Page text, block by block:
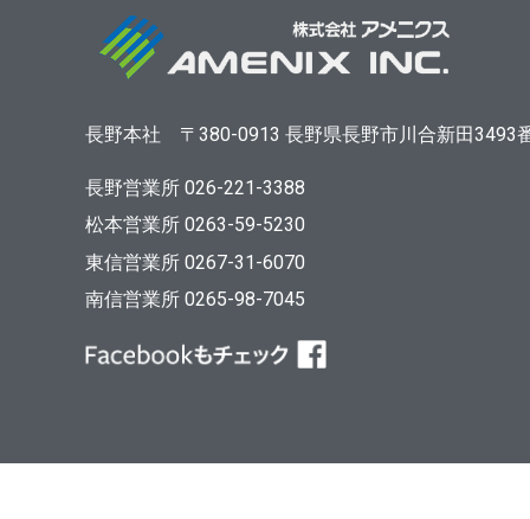
長野本社 〒380-0913 長野県長野市川合新田3493
長野営業所 026-221-3388
松本営業所 0263-59-5230
東信営業所 0267-31-6070
南信営業所 0265-98-7045